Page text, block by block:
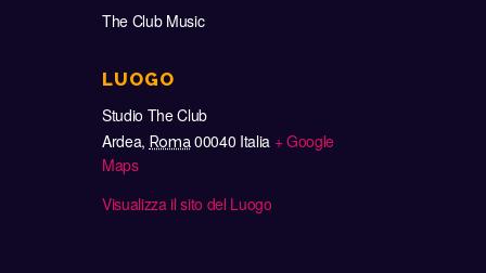
The Club Music
LUOGO
Studio The Club
Ardea, Roma 00040 Italia + Google
Maps
Visualizza il sito del Luogo